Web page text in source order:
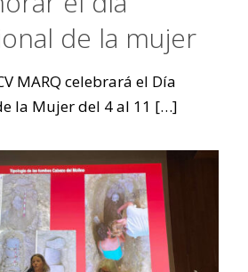
de la mujer
MARQ celebrará el Día
la Mujer del 4 al 11 […]